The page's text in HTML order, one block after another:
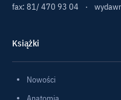
fax: 81/ 470 93 04
·
Książki
Nowości